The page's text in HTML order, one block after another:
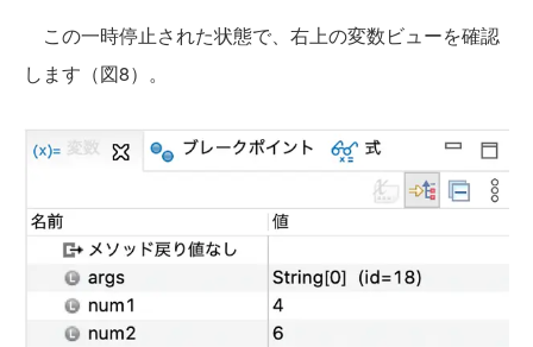
この一時停止された状態で、右上の変数ビューを確認
します（図8）。